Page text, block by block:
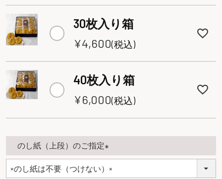
30枚入り箱
¥4,600 税込
40枚入り箱
¥6,000 税込
のし紙（上段）のご指定
(